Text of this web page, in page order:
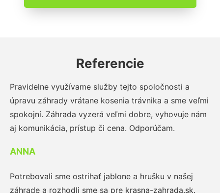
Referencie
Pravidelne využívame služby tejto spoločnosti a
úpravu záhrady vrátane kosenia trávnika a sme veľmi
spokojní. Záhrada vyzerá veľmi dobre, vyhovuje nám
aj komunikácia, prístup či cena. Odporúčam.
ANNA
Potrebovali sme ostrihať jablone a hrušku v našej
záhrade a rozhodli sme sa pre krasna-zahrada.sk.